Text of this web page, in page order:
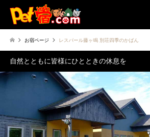
お宿ページ レスパール藤ヶ鳴 別荘四季のかばん
自然とともに皆様にひとときの休息を